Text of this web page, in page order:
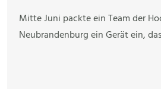
Mitte Juni packte ein Team der
Neubrandenburg ein Gerät ein,